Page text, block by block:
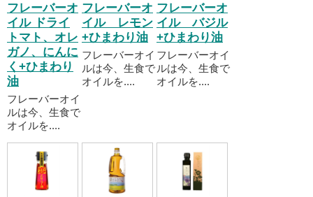
フレーバーオ
イル ドライ
トマト、オレ
ガノ、にんに
く+ひまわり
油
フレーバーオイ
ルは今、生食で
オイルを....
フレーバーオ
イル レモン
+ひまわり油
フレーバーオイ
ルは今、生食で
オイルを....
フレーバーオ
イル バジル
+ひまわり油
フレーバーオイ
ルは今、生食で
オイルを....